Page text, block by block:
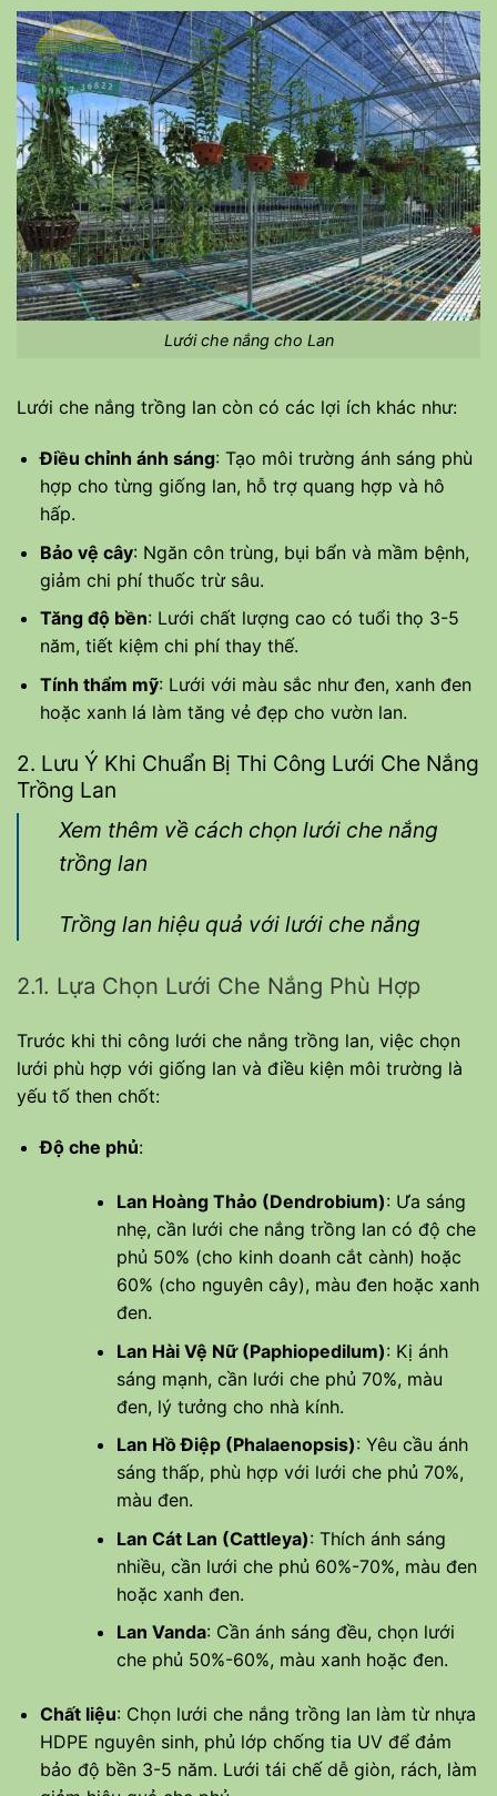
Lưới che nắng cho Lan
Lưới che nắng trồng lan còn có các lợi ích khác như:
Điều chỉnh ánh sáng: Tạo môi trường ánh sáng phù
hợp cho từng giống lan, hỗ trợ quang hợp và hô
hấp.
Bảo vệ cây: Ngăn côn trùng, bụi bẩn và mầm bệnh,
giảm chi phí thuốc trừ sâu.
Tăng độ bền: Lưới chất lượng cao có tuổi thọ 3-5
năm, tiết kiệm chi phí thay thế.
Tính thẩm mỹ: Lưới với màu sắc như đen, xanh đen
hoặc xanh lá làm tăng vẻ đẹp cho vườn lan.
2. Lưu Ý Khi Chuẩn Bị Thi Công Lưới Che Nắng
Trồng Lan
Xem thêm về cách chọn lưới che nắng
trồng lan
Trồng lan hiệu quả với lưới che nắng
2.1. Lựa Chọn Lưới Che Nắng Phù Hợp
Trước khi thi công lưới che nắng trồng lan, việc chọn
lưới phù hợp với giống lan và điều kiện môi trường là
yếu tố then chốt:
Độ che phủ:
Lan Hoàng Thảo (Dendrobium): Ưa sáng
nhẹ, cần lưới che nắng trồng lan có độ che
phủ 50% (cho kinh doanh cắt cành) hoặc
60% (cho nguyên cây), màu đen hoặc xanh
đen.
Lan Hài Vệ Nữ (Paphiopedilum): Kị ánh
sáng mạnh, cần lưới che phủ 70%, màu
đen, lý tưởng cho nhà kính.
Lan Hồ Điệp (Phalaenopsis): Yêu cầu ánh
sáng thấp, phù hợp với lưới che phủ 70%,
màu đen.
Lan Cát Lan (Cattleya): Thích ánh sáng
nhiều, cần lưới che phủ 60%-70%, màu đen
hoặc xanh đen.
Lan Vanda: Cần ánh sáng đều, chọn lưới
che phủ 50%-60%, màu xanh hoặc đen.
Chất liệu: Chọn lưới che nắng trồng lan làm từ nhựa
HDPE nguyên sinh, phủ lớp chống tia UV để đảm
bảo độ bền 3-5 năm. Lưới tái chế dễ giòn, rách, làm